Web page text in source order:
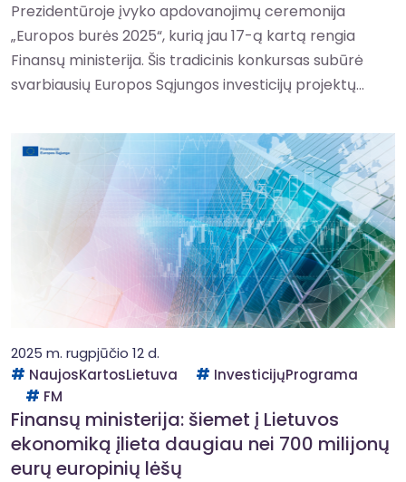
Prezidentūroje įvyko apdovanojimų ceremonija
„Europos burės 2025“, kurią jau 17-ą kartą rengia
Finansų ministerija. Šis tradicinis konkursas subūrė
svarbiausių Europos Sąjungos investicijų projektų...
2025 m. rugpjūčio 12 d.
NaujosKartosLietuva
InvesticijųPrograma
FM
Finansų ministerija: šiemet į Lietuvos
ekonomiką įlieta daugiau nei 700 milijonų
eurų europinių lėšų